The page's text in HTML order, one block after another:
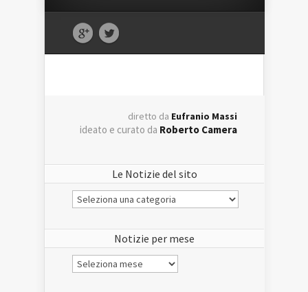
diretto da Eufranio Massi
ideato e curato da Roberto Camera
Le Notizie del sito
Le
Notizie
Notizie per mese
Notizie
per